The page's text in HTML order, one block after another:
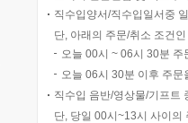
직수입양서/직수입일서중
단, 아래의 주문/취소 조건
오늘 00시 ~ 06시 30분
오늘 06시 30분 이후 주
직수입 음반/영상물/기프트
단, 당일 00시~13시 사이의